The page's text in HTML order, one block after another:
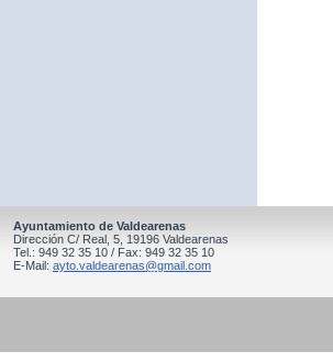
Ayuntamiento de Valdearenas
Dirección C/ Real, 5, 19196 Valdearenas
Tel.: 949 32 35 10 / Fax: 949 32 35 10
E-Mail: ayto.valdearenas@gmail.com